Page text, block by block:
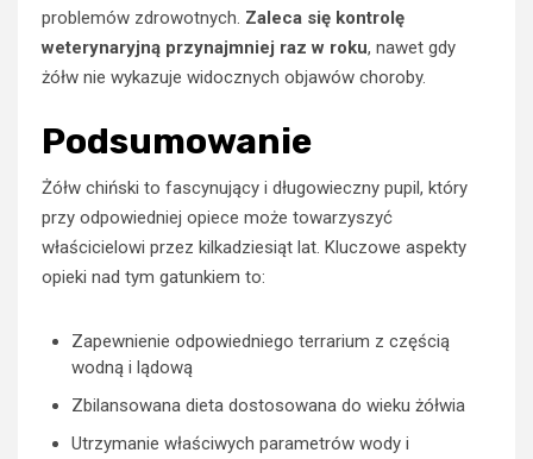
problemów zdrowotnych. Zaleca się kontrolę
weterynaryjną przynajmniej raz w roku, nawet gdy
żółw nie wykazuje widocznych objawów choroby.
Podsumowanie
Żółw chiński to fascynujący i długowieczny pupil, który
przy odpowiedniej opiece może towarzyszyć
właścicielowi przez kilkadziesiąt lat. Kluczowe aspekty
opieki nad tym gatunkiem to:
Zapewnienie odpowiedniego terrarium z częścią
wodną i lądową
Zbilansowana dieta dostosowana do wieku żółwia
Utrzymanie właściwych parametrów wody i